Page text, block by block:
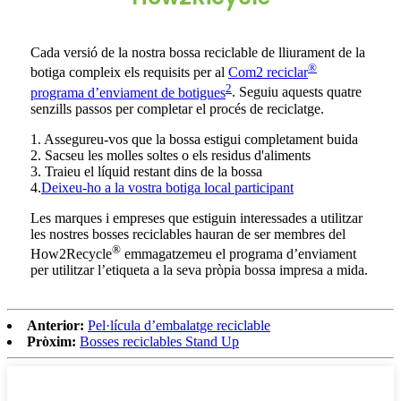
Cada versió de la nostra bossa reciclable de lliurament de la
botiga compleix els requisits per al Com2 reciclar®
programa d’enviament de botigues2. Seguiu aquests quatre
senzills passos per completar el procés de reciclatge.
1. Assegureu-vos que la bossa estigui completament buida
2. Sacseu les molles soltes o els residus d'aliments
3. Traieu el líquid restant dins de la bossa
4.Deixeu-ho a la vostra botiga local participant
Les marques i empreses que estiguin interessades a utilitzar
les nostres bosses reciclables hauran de ser membres del
How2Recycle® emmagatzemeu el programa d’enviament
per utilitzar l’etiqueta a la seva pròpia bossa impresa a mida.
Anterior: Pel·lícula d’embalatge reciclable
Pròxim: Bosses reciclables Stand Up